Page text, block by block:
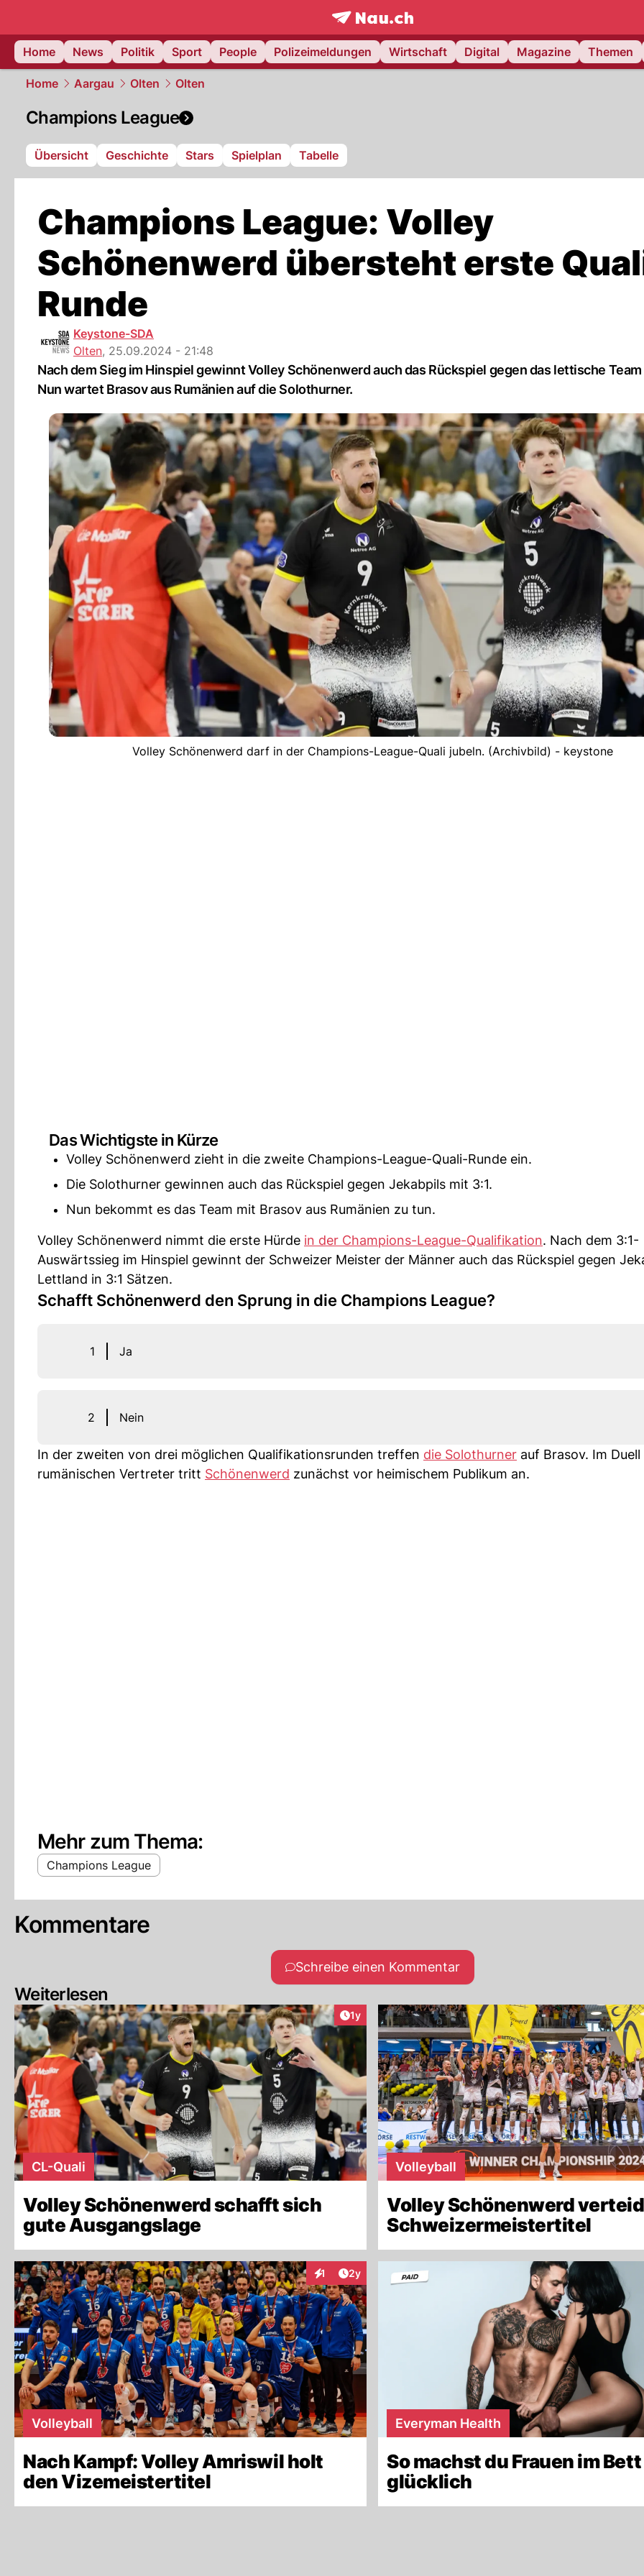
frontpage.NAU.ch
Home
News Politik Sport People Polizeimeldungen Wirtschaft Digital Magazine Themen
Home Aargau Olten Olten
Champions League
Übersicht Geschichte Stars Spielplan Tabelle
Champions League: Volley
Schönenwerd übersteht erste
Runde
Keystone-SDA
Olten, 25.09.2024 - 21:48
Nach dem Sieg im Hinspiel gewinnt Volley Schönenwerd auch das Rückspiel gegen das lettische
Nun wartet Brasov aus Rumänien auf die Solothurner.
Volley Schönenwerd darf in der Champions-League-Quali jubeln. (Archivbild) - keystone
Das Wichtigste in Kürze
Volley Schönenwerd zieht in die zweite Champions-League-Quali-Runde ein.
Die Solothurner gewinnen auch das Rückspiel gegen Jekabpils mit 3:1.
Nun bekommt es das Team mit Brasov aus Rumänien zu tun.
Volley Schönenwerd nimmt die erste Hürde in der Champions-League-Qualifikation. Nach dem 3:1-
Auswärtssieg im Hinspiel gewinnt der Schweizer Meister der Männer auch das Rückspiel gegen
Lettland in 3:1 Sätzen.
Schafft Schönenwerd den Sprung in die Champions League?
1 Ja
2 Nein
In der zweiten von drei möglichen Qualifikationsrunden treffen die Solothurner auf Brasov. Im
rumänischen Vertreter tritt Schönenwerd zunächst vor heimischem Publikum an.
Mehr zum Thema:
Champions League
Kommentare
Schreibe einen Kommentar
Weiterlesen
Artikel veröffentlicht:
1y
CL-Quali
Volley Schönenwerd schafft sich
gute Ausgangslage
Volleyball
Volley Schönenwerd
Schweizermeistertitel
1
InteraktionenArtikel veröffentlicht:
2y
Volleyball
Nach Kampf: Volley Amriswil holt
den Vizemeistertitel
Everyman Health
So machst du Frauen im Bett
glücklich